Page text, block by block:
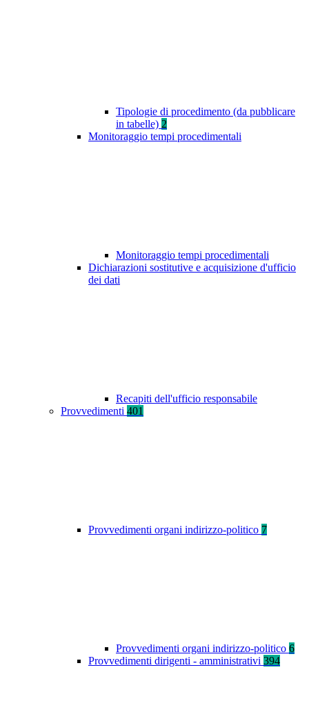
Tipologie di procedimento (da pubblicare
in tabelle) 2
Monitoraggio tempi procedimentali
Monitoraggio tempi procedimentali
Dichiarazioni sostitutive e acquisizione d'ufficio
dei dati
Recapiti dell'ufficio responsabile
Provvedimenti 401
Provvedimenti organi indirizzo-politico 7
Provvedimenti organi indirizzo-politico 6
Provvedimenti dirigenti - amministrativi 394